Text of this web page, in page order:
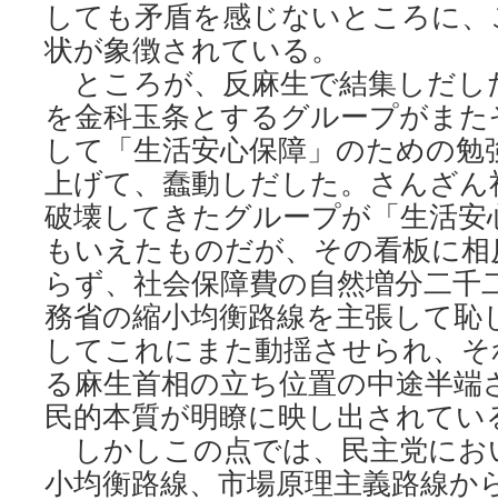
しても矛盾を感じないところに
状が象徴されている。
ところが、反麻生で結集しだし
を金科玉条とするグループがま
して「生活安心保障」のための
上げて、蠢動しだした。さんざ
破壊してきたグループが「生活
もいえたものだが、その看板に
らず、社会保障費の自然増分二千
務省の縮小均衡路線を主張して
してこれにまた動揺させられ、
る麻生首相の立ち位置の中途半端
民的本質が明瞭に映し出されてい
しかしこの点では、民主党にお
小均衡路線、市場原理主義路線か